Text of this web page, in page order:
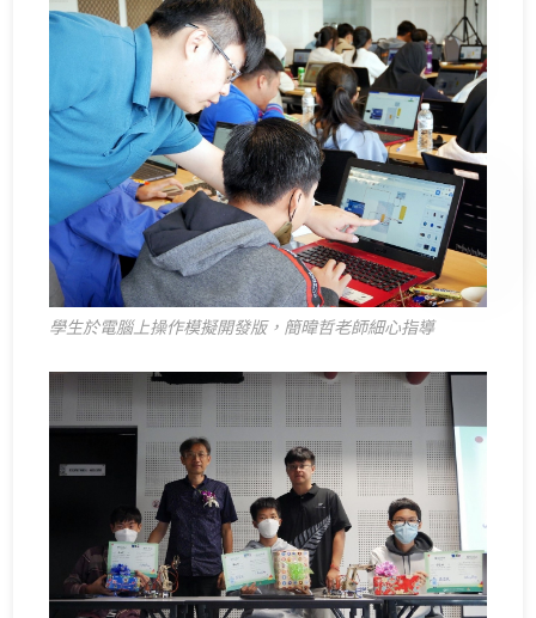
學生於電腦上操作模擬開發版，簡暐哲老師細心指導